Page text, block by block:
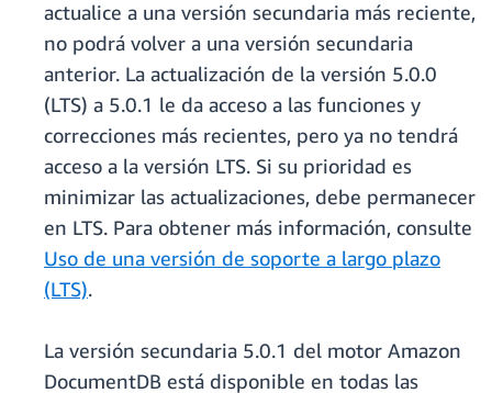
actualice a una versión secundaria más reciente,
no podrá volver a una versión secundaria
anterior. La actualización de la versión 5.0.0
(LTS) a 5.0.1 le da acceso a las funciones y
correcciones más recientes, pero ya no tendrá
acceso a la versión LTS. Si su prioridad es
minimizar las actualizaciones, debe permanecer
en LTS. Para obtener más información, consulte
Uso de una versión de soporte a largo plazo
(LTS).
La versión secundaria 5.0.1 del motor Amazon
DocumentDB está disponible en todas las